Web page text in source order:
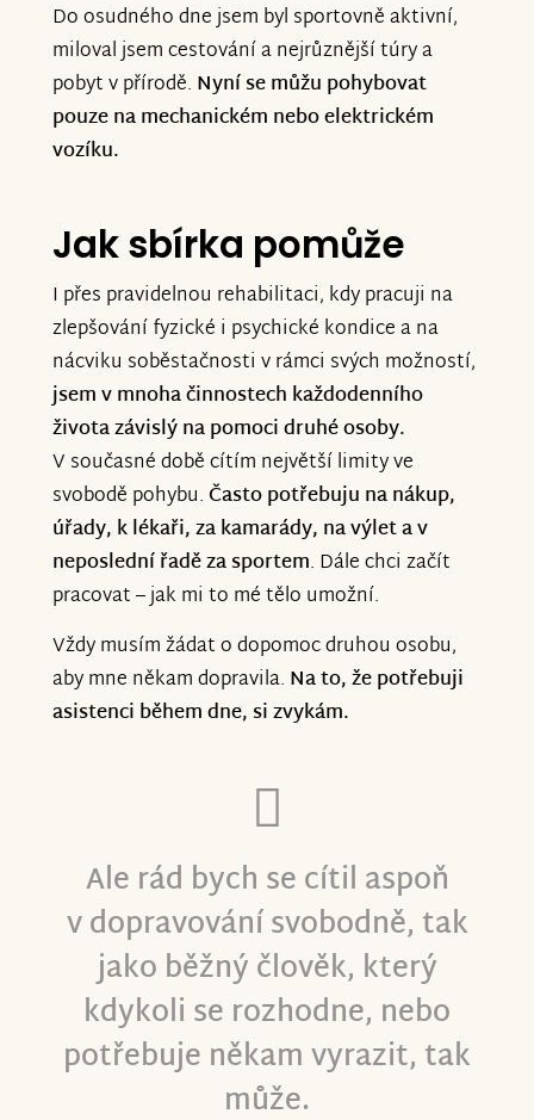
Do osudného dne jsem byl sportovně aktivní,
miloval jsem cestování a nejrůznější túry a
pobyt v přírodě. Nyní se můžu pohybovat
pouze na mechanickém nebo elektrickém
vozíku.
Jak sbírka pomůže
I přes pravidelnou rehabilitaci, kdy pracuji na
zlepšování fyzické i psychické kondice a na
nácviku soběstačnosti v rámci svých možností,
jsem v mnoha činnostech každodenního
života závislý na pomoci druhé osoby.
V současné době cítím největší limity ve
svobodě pohybu.Často potřebuju na nákup,
úřady, k lékaři, za kamarády, na výlet a v
neposlední řadě za sportem. Dále chci začít
pracovat – jak mi to mé tělo umožní.
Vždy musím žádat o dopomoc druhou osobu,
aby mne někam dopravila. Na to, že potřebuji
asistenci během dne, si zvykám.
Ale rád bych se cítil aspoň
v dopravování svobodně, tak
jako běžný člověk, který
kdykoli se rozhodne, nebo
potřebuje někam vyrazit, tak
může.